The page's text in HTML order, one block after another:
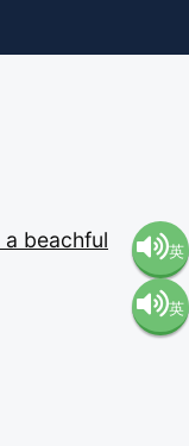
a beachful
英
語（米
英